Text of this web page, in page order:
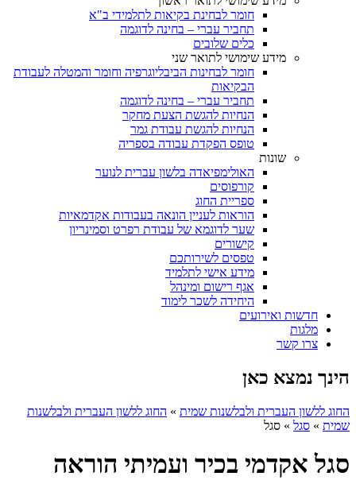
חומר לבחינת בקיאות לתלמידי ב"א
תחביר עברי – בחינה לדוגמה
כלים שלובים
מידע שימושי לתואר שני
חומר לבחינות הביבליוגרפיה וחומר והמטלה לעבודת
הבקיאות
תחביר עברי – בחינה לדוגמה
הנחיות להגשת הצעת מחקר
הנחיות להגשת עבודת גמר
טופס הפקדת עבודה בספריה
שונות
האולימפיאדה בלשון עברית לנוער
קורפוסים
ספריית החוג
הוראות לעניין הונאה בעבודות אקדמאיות
שער לדוגמא של עבודת רפרט וסמינריון
קישורים
טפסים לשירותכם
מידע אישי לתלמיד
אגף רישום ומינהל
היחידה לשכר לימוד
חדשות ואירועים
מלגות
צרו קשר
הינך נמצא כאן
החוג ללשון העברית ולבלשנות שמית » החוג ללשון העברית ולבלשנות
שמית » סגל » סגל
סגל אקדמי בכיר ועמיתי הוראה